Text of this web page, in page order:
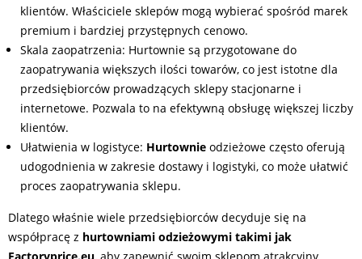
klientów. Właściciele sklepów mogą wybierać spośród marek
premium i bardziej przystępnych cenowo.
Skala zaopatrzenia: Hurtownie są przygotowane do
zaopatrywania większych ilości towarów, co jest istotne dla
przedsiębiorców prowadzących sklepy stacjonarne i
internetowe. Pozwala to na efektywną obsługę większej liczby
klientów.
Ułatwienia w logistyce: Hurtownie odzieżowe często oferują
udogodnienia w zakresie dostawy i logistyki, co może ułatwić
proces zaopatrywania sklepu.
Dlatego właśnie wiele przedsiębiorców decyduje się na
współpracę z hurtowniami odzieżowymi takimi jak